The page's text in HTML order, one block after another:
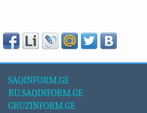
SAQINFORM.GE
RU.SAQINFORM.GE
GRUZINFORM.GE